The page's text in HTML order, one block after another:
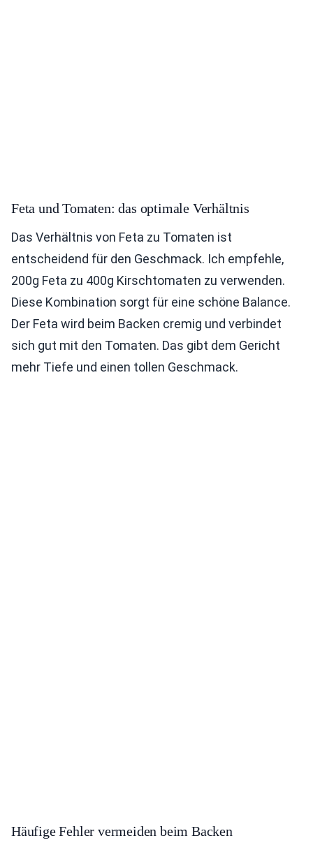
Feta und Tomaten: das optimale Verhältnis
Das Verhältnis von Feta zu Tomaten ist
entscheidend für den Geschmack. Ich empfehle,
200g Feta zu 400g Kirschtomaten zu verwenden.
Diese Kombination sorgt für eine schöne Balance.
Der Feta wird beim Backen cremig und verbindet
sich gut mit den Tomaten. Das gibt dem Gericht
mehr Tiefe und einen tollen Geschmack.
Häufige Fehler vermeiden beim Backen